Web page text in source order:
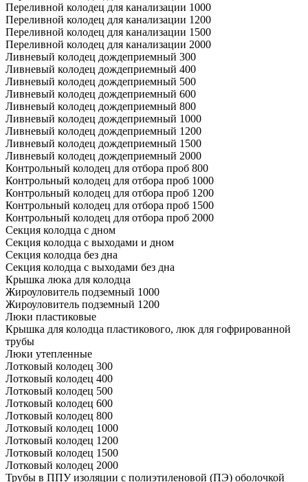
Переливной колодец для канализации 1000
Переливной колодец для канализации 1200
Переливной колодец для канализации 1500
Переливной колодец для канализации 2000
Ливневый колодец дождеприемный 300
Ливневый колодец дождеприемный 400
Ливневый колодец дождеприемный 500
Ливневый колодец дождеприемный 600
Ливневый колодец дождеприемный 800
Ливневый колодец дождеприемный 1000
Ливневый колодец дождеприемный 1200
Ливневый колодец дождеприемный 1500
Ливневый колодец дождеприемный 2000
Контрольный колодец для отбора проб 800
Контрольный колодец для отбора проб 1000
Контрольный колодец для отбора проб 1200
Контрольный колодец для отбора проб 1500
Контрольный колодец для отбора проб 2000
Секция колодца с дном
Секция колодца с выходами и дном
Секция колодца без дна
Секция колодца с выходами без дна
Крышка люка для колодца
Жироуловитель подземный 1000
Жироуловитель подземный 1200
Люки пластиковые
Крышка для колодца пластикового, люк для гофрированной
трубы
Люки утепленные
Лотковый колодец 300
Лотковый колодец 400
Лотковый колодец 500
Лотковый колодец 600
Лотковый колодец 800
Лотковый колодец 1000
Лотковый колодец 1200
Лотковый колодец 1500
Лотковый колодец 2000
Трубы в ППУ изоляции с полиэтиленовой (ПЭ) оболочкой